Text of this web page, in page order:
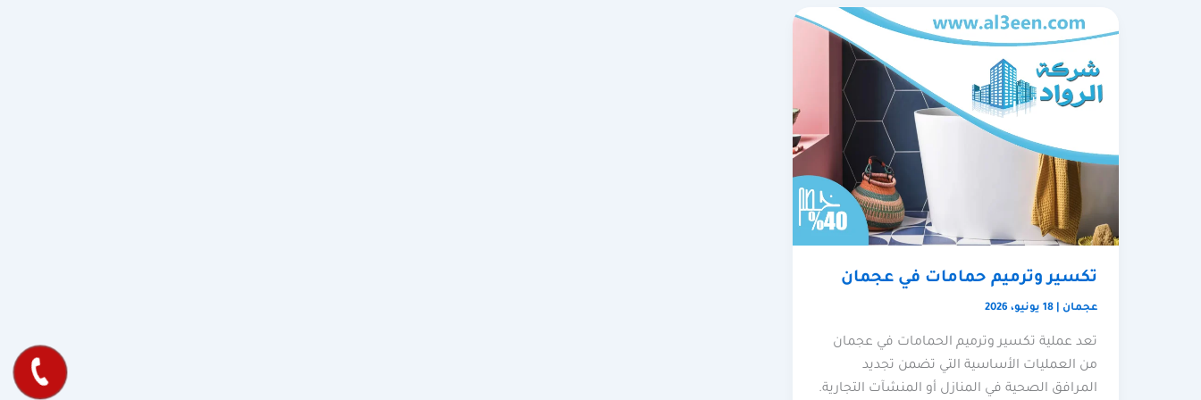
تكسير وترميم حمامات في عجمان
عجمان 18 يونيو، 2026
تعد عملية تكسير وترميم الحمامات في عجمان
من العمليات الأساسية التي تضمن تجديد
المرافق الصحية في المنازل أو المنشآت التجارية.